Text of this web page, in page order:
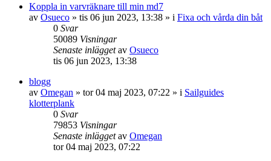
Koppla in varvräknare till min md7
av Osueco » tis 06 jun 2023, 13:38 » i Fixa och vårda din båt
0 Svar
50089 Visningar
Senaste inläggetav Osueco
tis 06 jun 2023, 13:38
blogg
av Omegan » tor 04 maj 2023, 07:22 » i Sailguides
klotterplank
0 Svar
79853 Visningar
Senaste inläggetav Omegan
tor 04 maj 2023, 07:22